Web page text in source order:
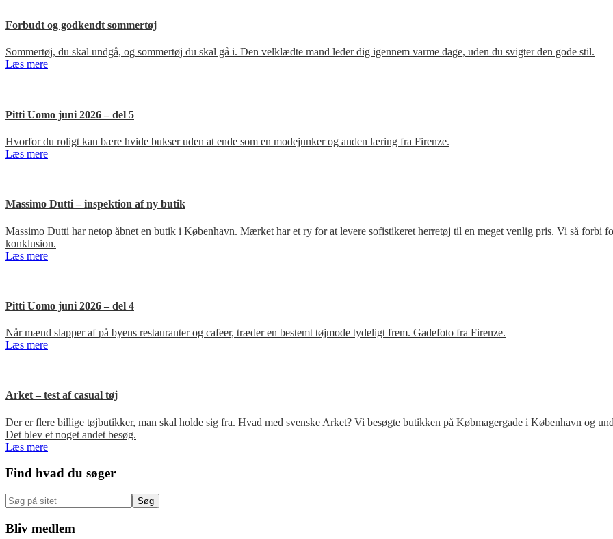
Forbudt og godkendt sommertøj
Sommertøj, du skal undgå, og sommertøj du skal gå i. Den velklædte mand leder dig igennem varme dage, uden du svigter den gode stil.
Læs mere
Pitti Uomo juni 2026 – del 5
Hvorfor du roligt kan bære hvide bukser uden at ende som en modejunker og anden læring fra Firenze.
Læs mere
Massimo Dutti – inspektion af ny butik
Massimo Dutti har netop åbnet en butik i København. Mærket har et ry for at levere sofistikeret herretøj til en meget venlig pris. Vi så forbi
konklusion.
Læs mere
Pitti Uomo juni 2026 – del 4
Når mænd slapper af på byens restauranter og cafeer, træder en bestemt tøjmode tydeligt frem. Gadefoto fra Firenze.
Læs mere
Arket – test af casual tøj
Der er flere billige tøjbutikker, man skal holde sig fra. Hvad med svenske Arket? Vi besøgte butikken på Købmagergade i København og
Det blev et noget andet besøg.
Læs mere
Primær
Sidebar
Find hvad du søger
Søg
på
sitet
Bliv medlem